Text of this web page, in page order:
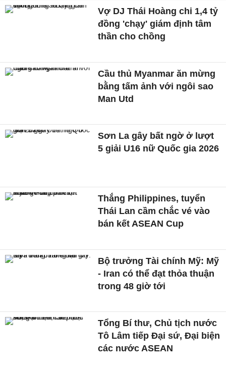
Vợ DJ Thái Hoàng chi 1,4 tỷ
đồng 'chạy' giám định tâm
thần cho chồng
Cầu thủ Myanmar ăn mừng
bằng tấm ảnh với ngôi sao
Man Utd
Sơn La gây bất ngờ ở lượt
5 giải U16 nữ Quốc gia 2026
Thắng Philippines, tuyển
Thái Lan cầm chắc vé vào
bán kết ASEAN Cup
Bộ trưởng Tài chính Mỹ: Mỹ
- Iran có thể đạt thỏa thuận
trong 48 giờ tới
Tổng Bí thư, Chủ tịch nước
Tô Lâm tiếp Đại sứ, Đại biện
các nước ASEAN